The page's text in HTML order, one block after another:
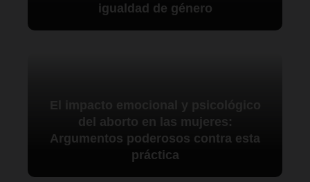
igualdad de género
del aborto en las mujeres:
Argumentos poderosos contra esta
práctica